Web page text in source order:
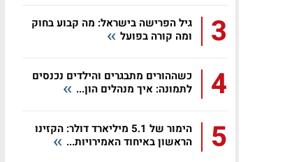
3
גיל הפרישה בישראל: מה קבוע בחוק
ומה קורה בפועל
4
כשההורים מתבגרים והילדים נכנסים
לתמונה: איך מנהלים הון...
5
הימור של 5.1 מיליארד דולר: הקזינו
הראשון באיחוד האמירויות...